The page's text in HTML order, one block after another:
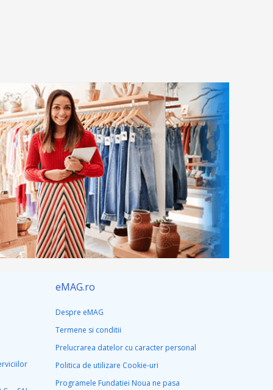
eMAG.ro
Despre eMAG
Termene si conditii
Prelucrarea datelor cu caracter personal
Politica de utilizare Cookie-uri
Programele Fundatiei Noua ne pasa